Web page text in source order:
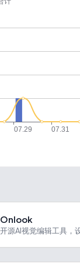
Onlook